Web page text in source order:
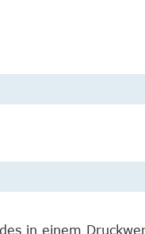
in einem